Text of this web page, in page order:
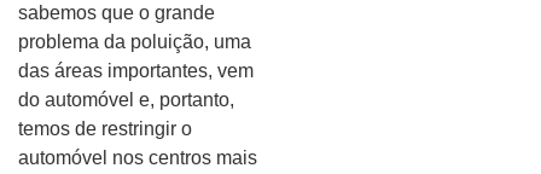
sabemos que o grande
problema da poluição, uma
das áreas importantes, vem
do automóvel e, portanto,
temos de restringir o
automóvel nos centros mais